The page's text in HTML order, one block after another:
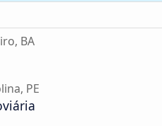
BA
PE